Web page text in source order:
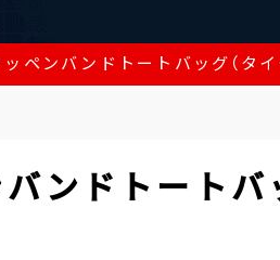
ンバンドトートバッグ（タイ
ドトートバ